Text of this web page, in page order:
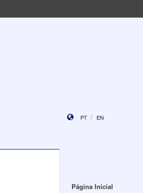
PT EN
Página Inicial